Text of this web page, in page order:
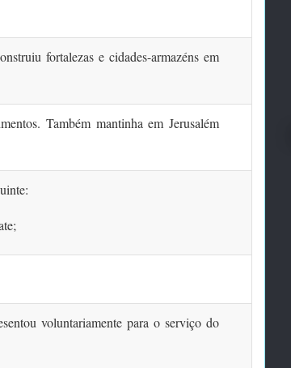
fortalezas e cidades-armazéns em
Também mantinha em Jerusalém
voluntariamente para o serviço do